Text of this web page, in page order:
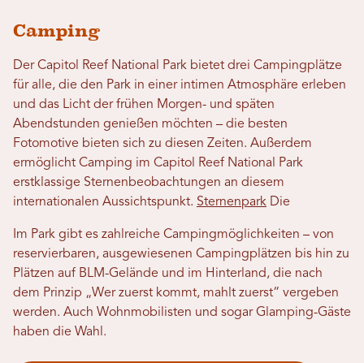
Camping
Der Capitol Reef National Park bietet drei Campingplätze
für alle, die den Park in einer intimen Atmosphäre erleben
und das Licht der frühen Morgen- und späten
Abendstunden genießen möchten – die besten
Fotomotive bieten sich zu diesen Zeiten. Außerdem
ermöglicht Camping im Capitol Reef National Park
erstklassige Sternenbeobachtungen an diesem
internationalen Aussichtspunkt. Sternenpark Die
Im Park gibt es zahlreiche Campingmöglichkeiten – von
reservierbaren, ausgewiesenen Campingplätzen bis hin zu
Plätzen auf BLM-Gelände und im Hinterland, die nach
dem Prinzip „Wer zuerst kommt, mahlt zuerst“ vergeben
werden. Auch Wohnmobilisten und sogar Glamping-Gäste
haben die Wahl.